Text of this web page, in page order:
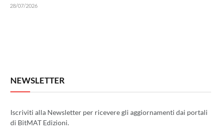
28/07/2026
NEWSLETTER
Iscriviti alla Newsletter per ricevere gli aggiornamenti dai portali
di BitMAT Edizioni.